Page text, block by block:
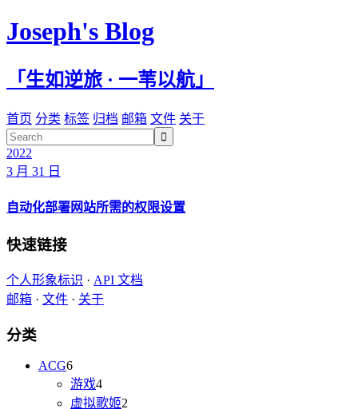
Joseph's Blog
「生如逆旅 · 一苇以航」
首页 分类 标签 归档 邮箱 文件 关于

2022
3 月 31 日
自动化部署网站所需的权限设置
快速链接
个人形象标识 · API 文档
邮箱 · 文件 · 关于
分类
ACG6
游戏4
虚拟歌姬2